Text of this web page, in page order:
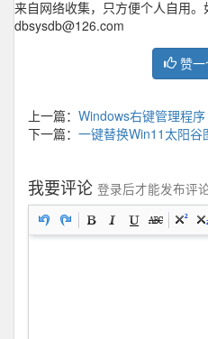
来自网络收集，只方便个人自用。
dbsysdb@126.com
赞一
上一篇： Windows右键管理程序
下一篇： 一键替换Win11太阳谷
我要评论 登录后才能发布评